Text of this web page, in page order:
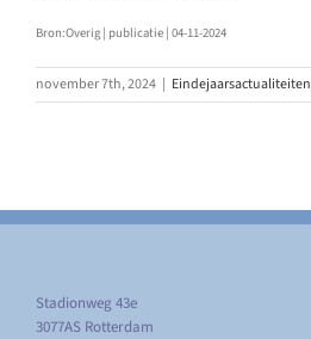
Bron:Overig | publicatie | 04-11-2024
november 7th, 2024 | Eindejaarsactualiteiten
Stadionweg 43e
3077AS Rotterdam